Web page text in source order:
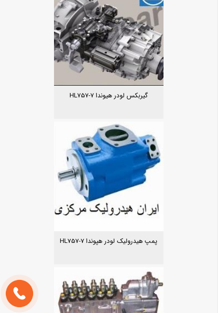
گیربکس لودر هیوندا HL757-7
پمپ هیدرولیک لودر هپوندا HL757-7